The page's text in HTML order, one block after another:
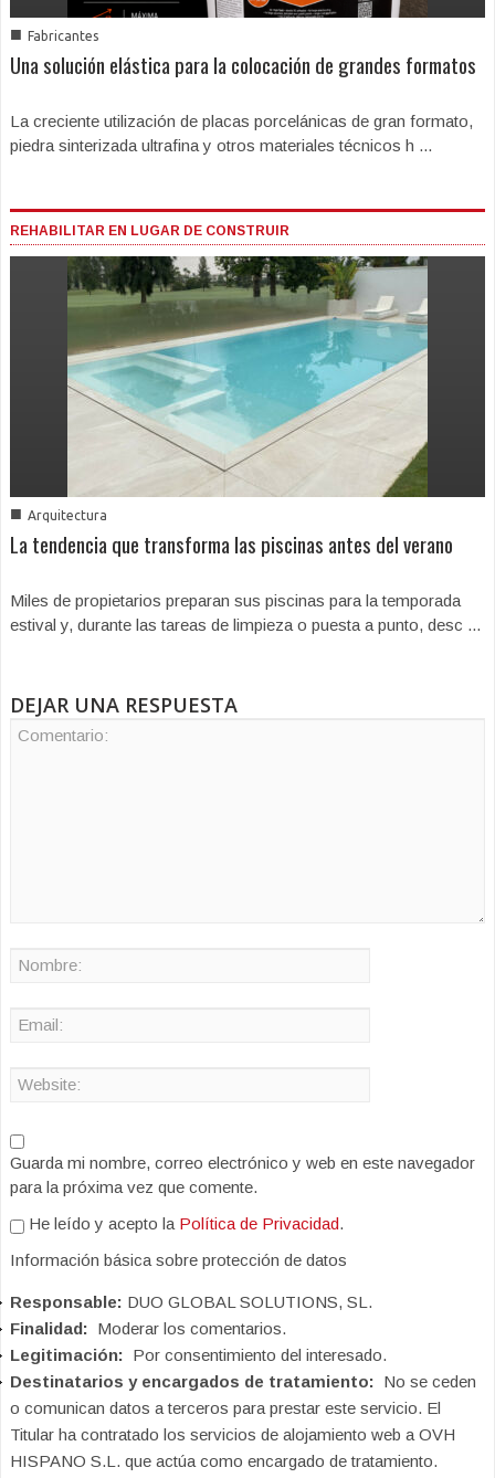
■ Fabricantes
Una solución elástica para la colocación de grandes formatos
La creciente utilización de placas porcelánicas de gran formato,
piedra sinterizada ultrafina y otros materiales técnicos h ...
REHABILITAR EN LUGAR DE CONSTRUIR
■ Arquitectura
La tendencia que transforma las piscinas antes del verano
Miles de propietarios preparan sus piscinas para la temporada
estival y, durante las tareas de limpieza o puesta a punto, desc ...
DEJAR UNA RESPUESTA
Guarda mi nombre, correo electrónico y web en este navegador
para la próxima vez que comente.
He leído y acepto la Política de Privacidad.
Información básica sobre protección de datos
Responsable: DUO GLOBAL SOLUTIONS, SL.
Finalidad: Moderar los comentarios.
Legitimación: Por consentimiento del interesado.
Destinatarios y encargados de tratamiento: No se ceden
o comunican datos a terceros para prestar este servicio. El
Titular ha contratado los servicios de alojamiento web a OVH
HISPANO S.L. que actúa como encargado de tratamiento.